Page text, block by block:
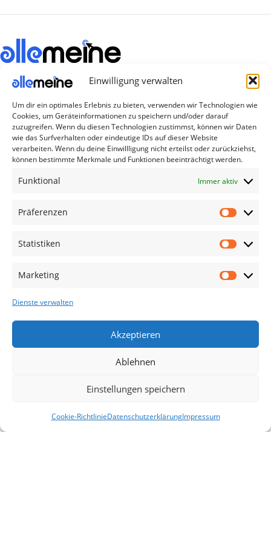
Einwilligung verwalten
Um dir ein optimales Erlebnis zu bieten, verwenden wir Technologien wie
Cookies, um Geräteinformationen zu speichern und/oder darauf
zuzugreifen. Wenn du diesen Technologien zustimmst, können wir Daten
wie das Surfverhalten oder eindeutige IDs auf dieser Website
verarbeiten. Wenn du deine Einwillligung nicht erteilst oder zurückziehst,
können bestimmte Merkmale und Funktionen beeinträchtigt werden.
Funktional Immer aktiv
Präferenzen
Statistiken
Marketing
Dienste verwalten
Akzeptieren
Ablehnen
Einstellungen speichern
Cookie-RichtlinieDatenschutzerklärungImpressum
Die Produkte, die Sie wünschen, aber nicht
Welt hier.
Abonnieren Sie uns
Kategorien
Smartwatch Zubehör
Gamingsachen
AGB
Mein KontoWarenkorbVergleichen